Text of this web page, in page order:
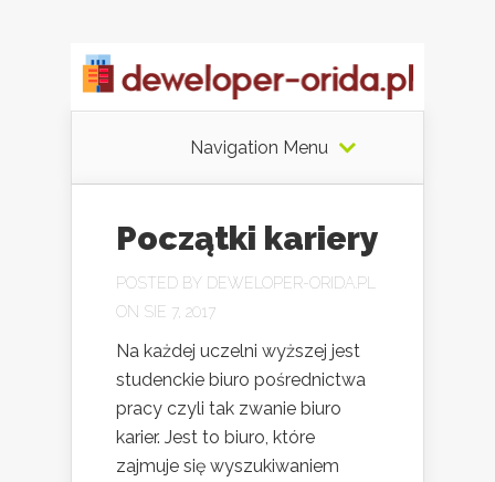
Navigation Menu
Początki kariery
POSTED BY DEWELOPER-ORIDA.PL
ON SIE 7, 2017
Na każdej uczelni wyższej jest
studenckie biuro pośrednictwa
pracy czyli tak zwanie biuro
karier. Jest to biuro, które
zajmuje się wyszukiwaniem